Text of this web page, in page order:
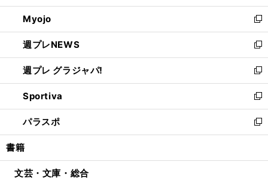
開
く
ウ
で
開
く
ン
ド
ウ
で
開
く
ウ
ィ
ン
ド
ウ
で
開
く
Myojo
新
し
い
ウ
ィ
ン
ド
ウ
で
開
週プレNEWS
新
し
い
ウ
ィ
ン
ド
ウ
開
週プレ グラジャパ!
新
し
い
ウ
ィ
ン
ウ
Sportiva
新
し
い
ウ
ン
パラスポ
新
し
ウ
書籍
文芸・文庫・総合